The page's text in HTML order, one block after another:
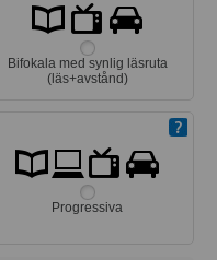
Bifokala med synlig läsruta
(läs+avstånd)
Progressiva